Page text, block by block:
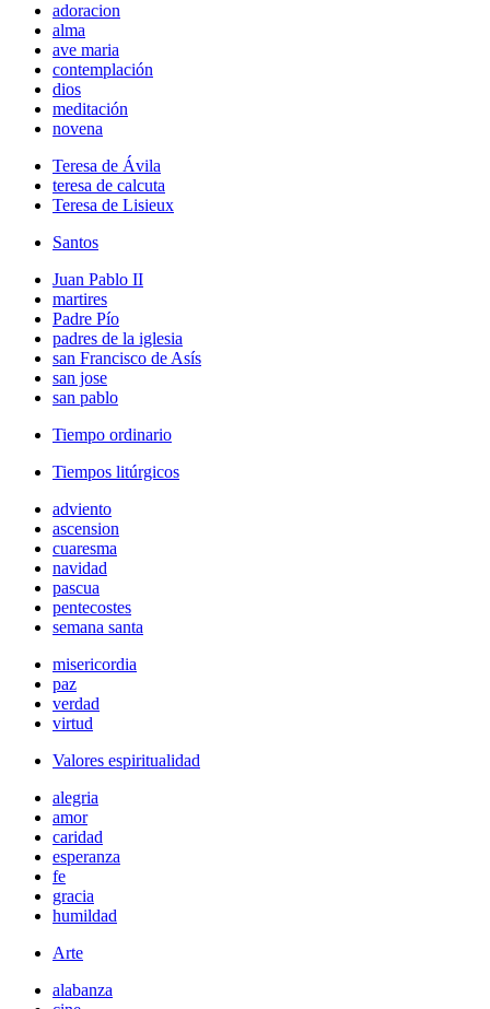
adoracion
alma
ave maria
contemplación
dios
meditación
novena
Teresa de Ávila
teresa de calcuta
Teresa de Lisieux
Santos
Juan Pablo II
martires
Padre Pío
padres de la iglesia
san Francisco de Asís
san jose
san pablo
Tiempo ordinario
Tiempos litúrgicos
adviento
ascension
cuaresma
navidad
pascua
pentecostes
semana santa
misericordia
paz
verdad
virtud
Valores espiritualidad
alegria
amor
caridad
esperanza
fe
gracia
humildad
Arte
alabanza